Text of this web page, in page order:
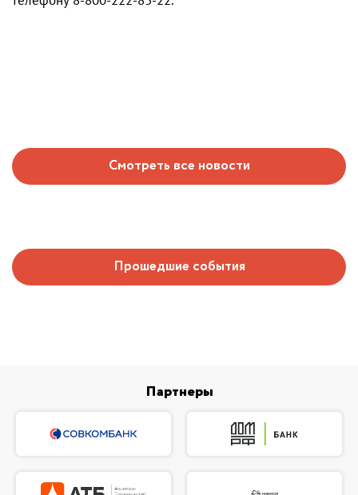
Смотреть все новости
Прошедшие события
Партнеры